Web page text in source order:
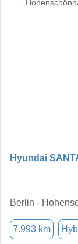
Hyundai
Berlin -
7.993 km